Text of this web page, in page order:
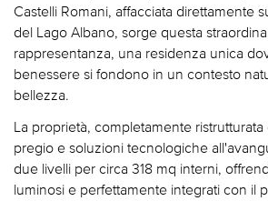
Castelli Romani, affacciata direttamente
del Lago Albano, sorge questa
rappresentanza, una residenza unica
benessere si fondono in un contesto
bellezza.
La proprietà, completamente
pregio e soluzioni tecnologiche
due livelli per circa 318 mq interni,
luminosi e perfettamente integrati con il